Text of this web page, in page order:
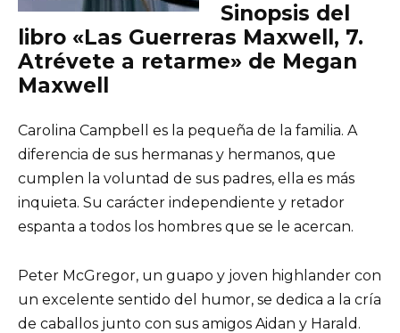
Sinopsis del
libro «Las Guerreras Maxwell, 7.
Atrévete a retarme» de Megan
Maxwell
Carolina Campbell es la pequeña de la familia. A
diferencia de sus hermanas y hermanos, que
cumplen la voluntad de sus padres, ella es más
inquieta. Su carácter independiente y retador
espanta a todos los hombres que se le acercan.
Peter McGregor, un guapo y joven highlander con
un excelente sentido del humor, se dedica a la cría
de caballos junto con sus amigos Aidan y Harald.